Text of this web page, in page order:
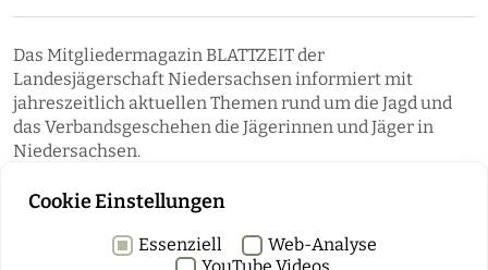
Das Mitgliedermagazin BLATTZEIT der
Landesjägerschaft Niedersachsen informiert mit
jahreszeitlich aktuellen Themen rund um die Jagd und
das Verbandsgeschehen die Jägerinnen und Jäger in
Niedersachsen.
Cookie Einstellungen
Essenziell
Web-Analyse